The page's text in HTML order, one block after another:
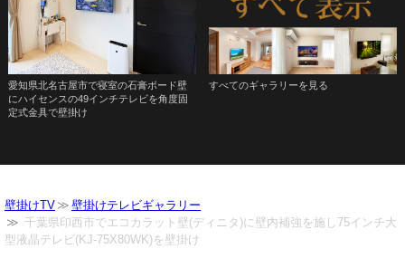
愛知県北名古屋市で寝室の石膏ボード壁
にハイセンスの49インチテレビを角度固
定式金具で壁掛け
すべてのギャラリーを見る
壁掛けTV
壁掛けテレビギャラリー
千葉県印西市でエコカラット壁(ディニタ)に壁内補強を施し75インチ大
型液晶テレビ(KJ-75X80WK)を壁掛け